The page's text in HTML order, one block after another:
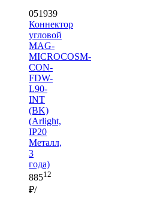
051939
Коннектор
угловой
MAG-
MICROCOSM-
CON-
FDW-
L90-
INT
(BK)
(Arlight,
IP20
Металл,
3
года)
88512
₽/